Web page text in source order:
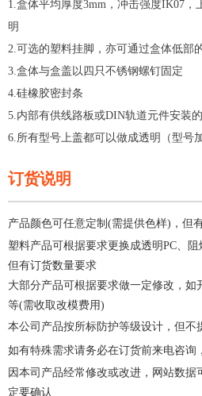
1.盒体平均厚度3mm，冲击强度IK07，
明
2.可选的塑料挂脚，亦可通过盒体低部
3.盒体与盒盖以四只不锈钢螺钉固定
4.硅橡胶密封条
5.内部有供线路板或DIN轨道元件安装
6.所有型号上盖都可以做成透明（型号
订货说明
产品颜色可任意定制(需提供色样)，但
塑料产品可根据要求更换成透明PC、
但有订货数量要求
大部分产品可根据要求做一定修改，如
等(需收取改模费用)
本公司产品按所标防护等级设计，但不
如有特殊需求请务必在订货前来电咨询
因本司产品经常修改或改进，网站数
定要确认